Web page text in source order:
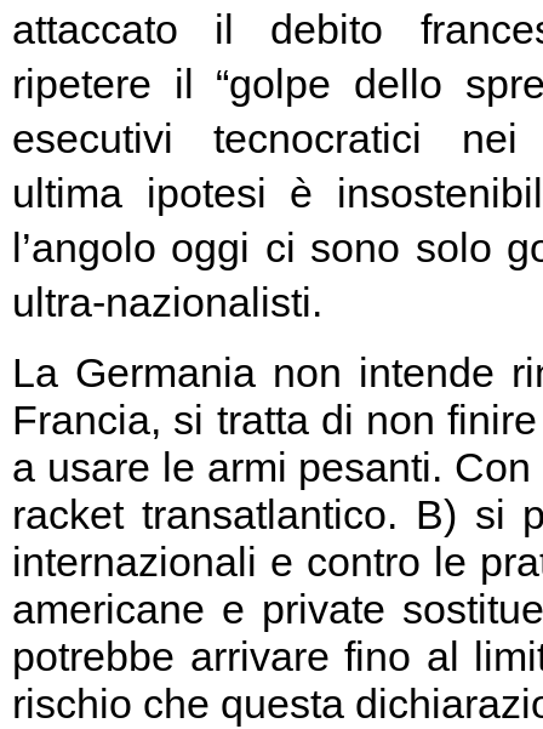
attaccato il debito
ripetere il “golpe dello
esecutivi tecnocratici
ultima ipotesi è
l’angolo oggi ci sono solo
ultra-nazionalisti.
La Germania non intende
Francia, si tratta di non
a usare le armi pesanti.
racket transatlantico. B) si
internazionali e contro le
americane e private
potrebbe arrivare fino al
rischio che questa